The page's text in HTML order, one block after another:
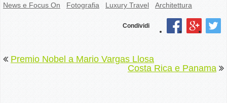
News e Focus On Fotografia Luxury Travel Architettura
Condividi
Premio Nobel a Mario Vargas Llosa
Costa Rica e Panama